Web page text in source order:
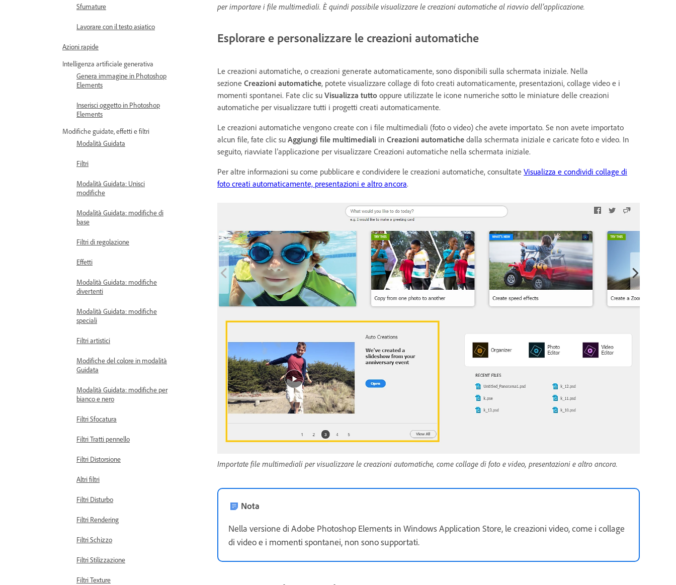
Sfumature
Lavorare con il testo asiatico
Azioni rapide
Intelligenza artificiale generativa
Genera immagine in Photoshop
Elements
Inserisci oggetto in Photoshop
Elements
Modifiche guidate, effetti e filtri
Modalità Guidata
Filtri
Modalità Guidata: Unisci
modifiche
Modalità Guidata: modifiche di
base
Filtri di regolazione
Effetti
Modalità Guidata: modifiche
divertenti
Modalità Guidata: modifiche
speciali
Filtri artistici
Modifiche del colore in modalità
Guidata
Modalità Guidata: modifiche per
bianco e nero
Filtri Sfocatura
Filtri Tratti pennello
Filtri Distorsione
Altri filtri
Filtri Disturbo
Filtri Rendering
Filtri Schizzo
Filtri Stilizzazione
Filtri Texture
per importare i file multimediali. È quindi possibile visualizzare le creazioni automatiche al riavvio dell’applicazione.
Esplorare e personalizzare le creazioni automatiche
Le creazioni automatiche, o creazioni generate automaticamente, sono disponibili sulla schermata iniziale. Nella
sezione Creazioni automatiche, potete visualizzare collage di foto creati automaticamente, presentazioni, collage video e i
momenti spontanei. Fate clic su Visualizza tutto oppure utilizzate le icone numeriche sotto le miniature delle creazioni
automatiche per visualizzare tutti i progetti creati automaticamente.
Le creazioni automatiche vengono create con i file multimediali (foto o video) che avete importato. Se non avete importato
alcun file, fate clic su Aggiungi file multimediali in Creazioni automatiche dalla schermata iniziale e caricate foto e video. In
seguito, riavviate l’applicazione per visualizzare Creazioni automatiche nella schermata iniziale.
Per altre informazioni su come pubblicare e condividere le creazioni automatiche, consultate Visualizza e condividi collage di
foto creati automaticamente, presentazioni e altro ancora.
Importate file multimediali per visualizzare le creazioni automatiche, come collage di foto e video, presentazioni e altro ancora.
Nota
Nella versione di Adobe Photoshop Elements in Windows Application Store, le creazioni video, come i collage
di video e i momenti spontanei, non sono supportati.